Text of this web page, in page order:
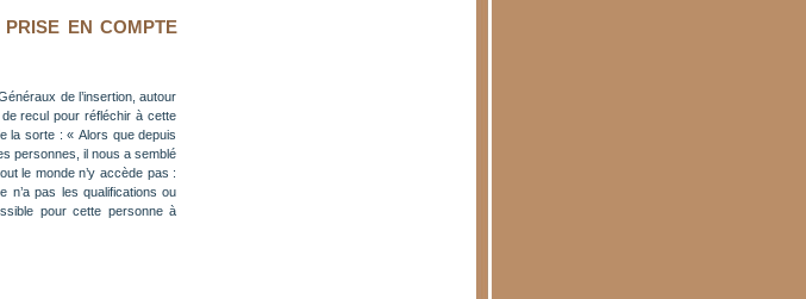
EN COMPTE
de l’insertion, autour
recul pour réfléchir à cette
la sorte : « Alors que depuis
personnes, il nous a semblé
le monde n’y accède pas :
n’a pas les qualifications ou
pour cette personne à